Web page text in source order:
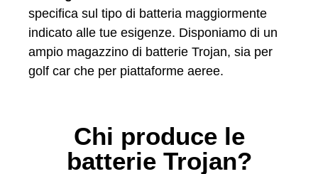
specifica sul tipo di batteria maggiormente
indicato alle tue esigenze. Disponiamo di un
ampio magazzino di batterie Trojan, sia per
golf car che per piattaforme aeree.
Chi produce le
batterie Trojan?